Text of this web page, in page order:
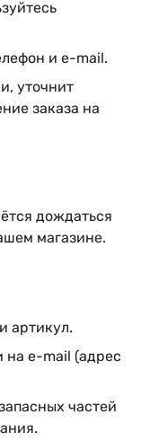
и e-mail.
уточнит
заказа на
дождаться
магазине.
артикул.
на e-mail (адрес
частей